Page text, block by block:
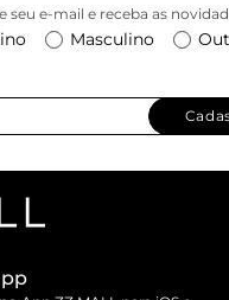
seu e-mail e receba as
Masculino